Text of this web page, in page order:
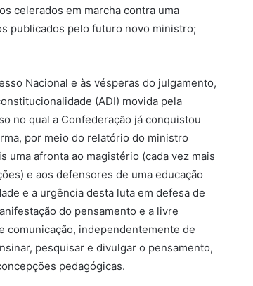
celerados em marcha contra uma
publicados pelo futuro novo ministro;
Nacional e às vésperas do julgamento,
(ADI) movida pela
no qual a Confederação já conquistou
por meio do relatório do ministro
uma afronta ao magistério (cada vez mais
e aos defensores de uma educação
e a urgência desta luta em defesa de
do pensamento e a livre
comunicação, independentemente de
pesquisar e divulgar o pensamento,
pedagógicas.